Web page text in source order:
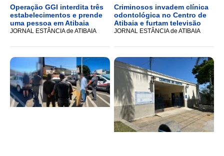
Operação GGI interdita três
estabelecimentos e prende
uma pessoa em Atibaia
JORNAL ESTÂNCIA de ATIBAIA
Criminosos invadem clínica
odontológica no Centro de
Atibaia e furtam televisão
JORNAL ESTÂNCIA de ATIBAIA